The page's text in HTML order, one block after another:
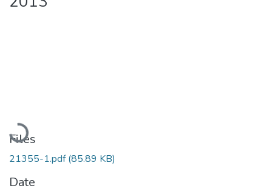
Loading...
Files
21355-1.pdf(85.89 KB)
Date